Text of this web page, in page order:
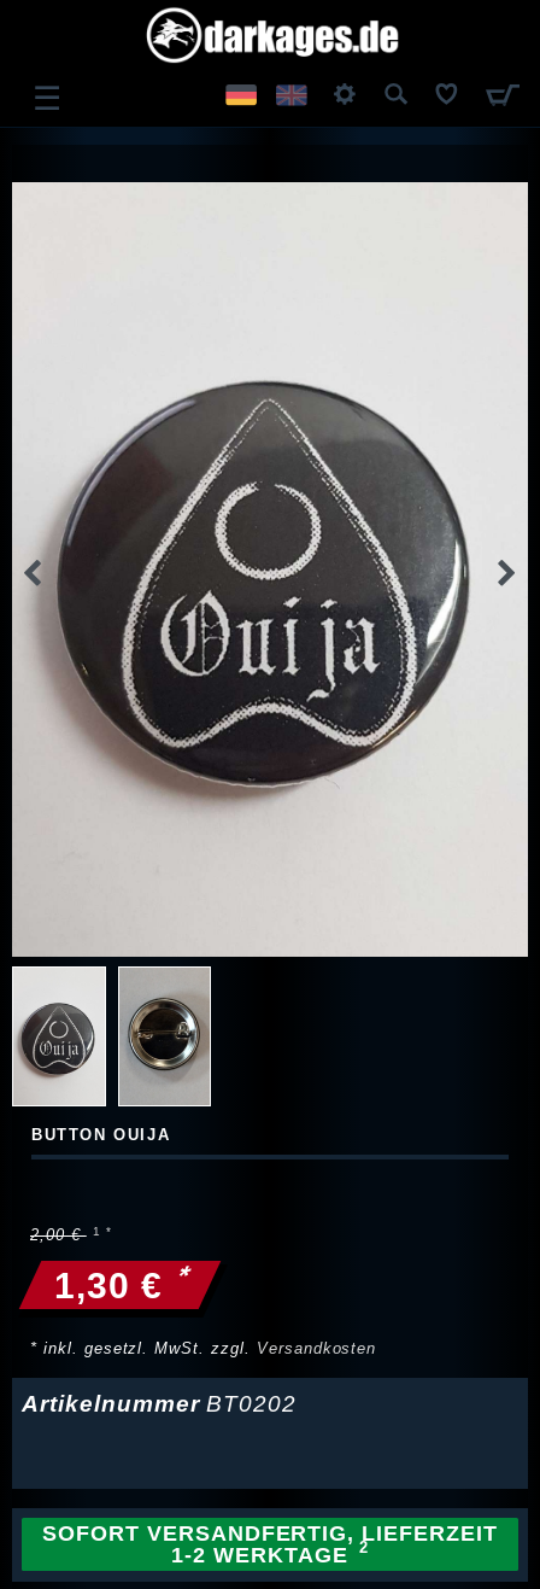
☰
BUTTON OUIJA
2,00 €
1,30 € *
* inkl. gesetzl. MwSt. zzgl. Versandkosten
ArtikelnummerBT0202
SOFORT VERSANDFERTIG, LIEFERZEIT
1-2 WERKTAGE